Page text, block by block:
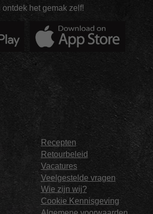
het gemak zelf!
Recepten
Retourbeleid
Vacatures
Veelgestelde vragen
Wie zijn wij?
Cookie Kennisgeving